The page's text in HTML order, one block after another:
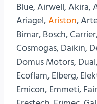
Blue, Airwell, Akira,
Ariagel,Ariston,
Bimar, Bosch,
Cosmogas, Daikin,
Domus Motors,
Ecoflam, Elberg,
Emicon, Emmeti,